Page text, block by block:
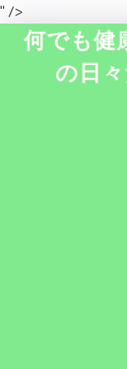
" />
何でも健
の日